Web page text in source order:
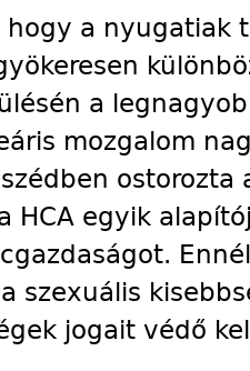
a nyugatiak
a
mozgalom
HCA egyik
szexuális
jogait védő